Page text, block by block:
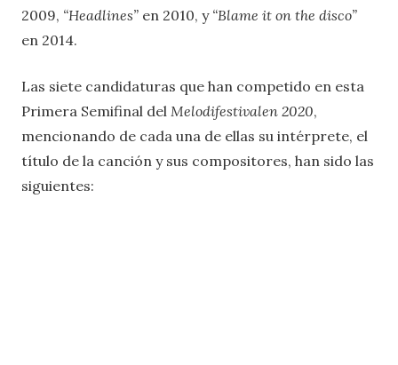
2009, “Headlines” en 2010, y “Blame it on the disco”
en 2014.
Las siete candidaturas que han competido en esta
Primera Semifinal del Melodifestivalen 2020,
mencionando de cada una de ellas su intérprete, el
título de la canción y sus compositores, han sido las
siguientes: